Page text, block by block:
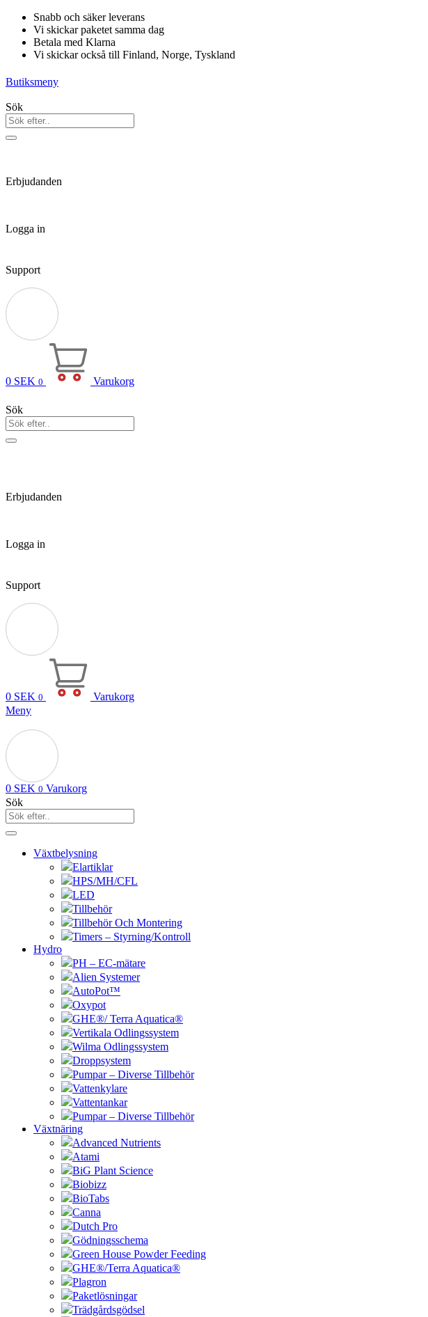
Hoppa
innehåll
Snabb och säker leverans
Vi skickar paketet samma dag
Betala med Klarna
Vi skickar också till Finland, Norge, Tyskland
Butiksmeny
Sök
Erbjudanden
Logga in
Support
0 SEK 0 Varukorg
Sök
Erbjudanden
Logga in
Support
0 SEK 0
Varukorg
Meny
0 SEK 0 Varukorg
Sök
Växtbelysning
Elartiklar
HPS/MH/CFL
LED
Tillbehör
Tillbehör Och Montering
Timers – Styrning/Kontroll
Hydro
PH – EC-mätare
Alien Systemer
AutoPot™
Oxypot
GHE®/ Terra Aquatica®
Vertikala Odlingssystem
Wilma Odlingssystem
Droppsystem
Pumpar – Diverse Tillbehör
Vattenkylare
Vattentankar
Pumpar – Diverse Tillbehör
Växtnäring
Advanced Nutrients
Atami
BiG Plant Science
Biobizz
BioTabs
Canna
Dutch Pro
Gödningsschema
Green House Powder Feeding
GHE®/Terra Aquatica®
Plagron
Paketlösningar
Trädgårdsgödsel